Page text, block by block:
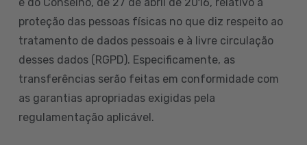
proteção das pessoas físicas no que diz respeito ao
tratamento de dados pessoais e à livre circulação
desses dados (RGPD). Especificamente, as
transferências serão feitas em conformidade com
as garantias apropriadas exigidas pela
regulamentação aplicável.